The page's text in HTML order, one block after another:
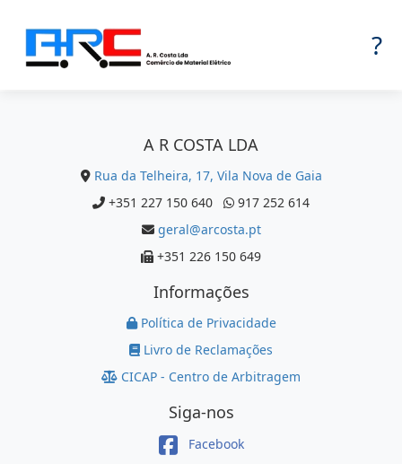
?
A R COSTA LDA
Rua da Telheira, 17, Vila Nova de Gaia
+351 227 150 640
917 252 614
geral@arcosta.pt
+351 226 150 649
Informações
Política de Privacidade
Livro de Reclamações
CICAP - Centro de Arbitragem
Siga-nos
Facebook